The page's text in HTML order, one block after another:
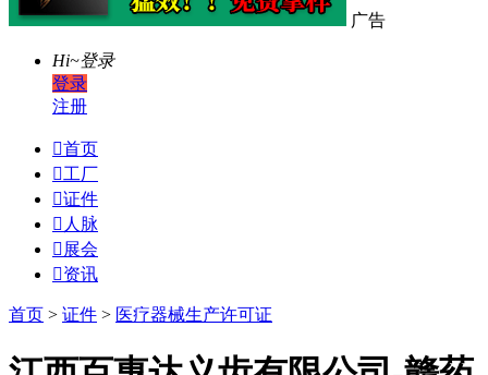
广告
Hi~登录
登录
注册
首页
工厂
证件
 人脉
 展会
资讯
首页 > 证件 > 医疗器械生产许可证